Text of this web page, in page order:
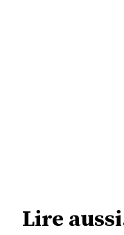
Lire